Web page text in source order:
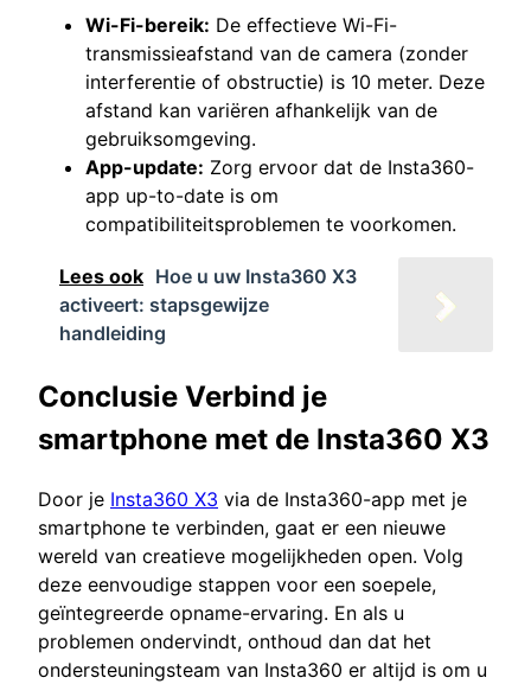
Wi-Fi-bereik: De effectieve Wi-Fi-
transmissieafstand van de camera (zonder
interferentie of obstructie) is 10 meter. Deze
afstand kan variëren afhankelijk van de
gebruiksomgeving.
App-update: Zorg ervoor dat de Insta360-
app up-to-date is om
compatibiliteitsproblemen te voorkomen.
Lees ook Hoe u uw Insta360 X3
activeert: stapsgewijze
handleiding
Conclusie Verbind je
smartphone met de Insta360 X3
Door je Insta360 X3 via de Insta360-app met je
smartphone te verbinden, gaat er een nieuwe
wereld van creatieve mogelijkheden open. Volg
deze eenvoudige stappen voor een soepele,
geïntegreerde opname-ervaring. En als u
problemen ondervindt, onthoud dan dat het
ondersteuningsteam van Insta360 er altijd is om u